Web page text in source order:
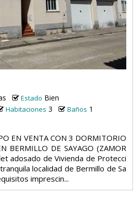
Estado Bien
Habitaciones 3 Baños 1
EN VENTA CON 3 DORMITORIO
BERMILLO DE SAYAGO (ZAMOR
adosado de Vivienda de Protecci
localidad de Bermillo de Sa
imprescin...